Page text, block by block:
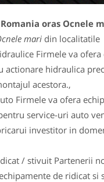
oras Ocnele
mari din localitatile
Firmele va ofera
actionare hidraulica
acestora.,
Firmele va ofera
service-uri auto
investitor in
/ stivuit Partenerii
de ridicat si